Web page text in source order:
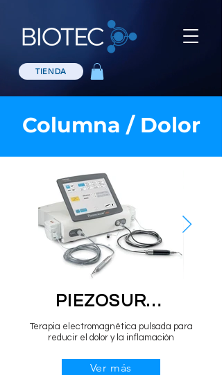
TIENDA
Columna / Dolor
PIEZOSURGERY
Terapia electromagnética pulsada para
reducir el dolor y la inflamación
Ver más